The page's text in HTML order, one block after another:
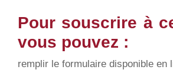
Pour souscrire à
vous pouvez :
remplir le formulaire disponible